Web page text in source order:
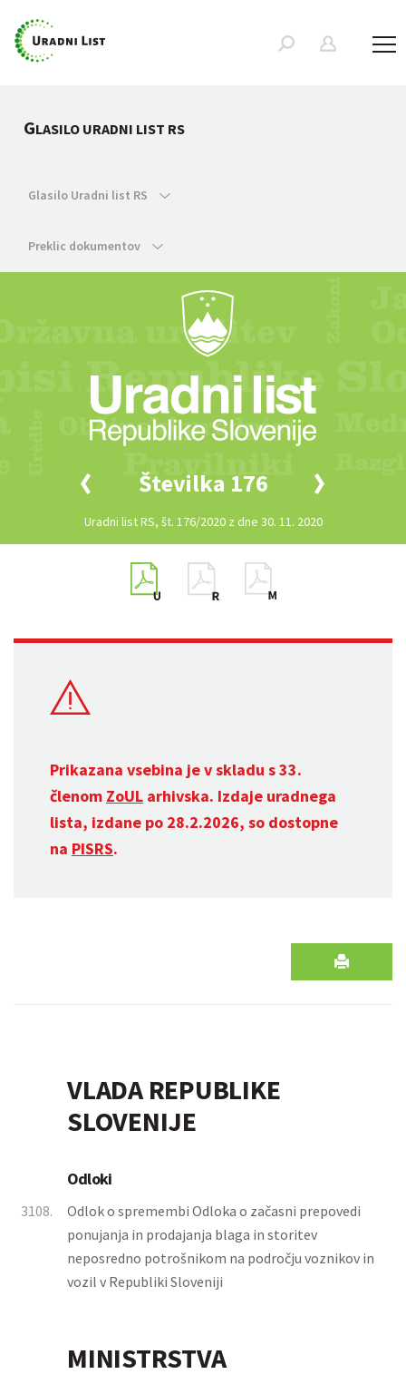
GLASILO URADNI LIST RS
Glasilo Uradni list RS
Preklic dokumentov
Številka 176
Uradni list RS, št. 176/2020 z dne 30. 11. 2020
Prikazana vsebina je v skladu s 33.
členom ZoUL arhivska. Izdaje uradnega
lista, izdane po 28.2.2026, so dostopne
na PISRS.
VLADA REPUBLIKE
SLOVENIJE
Odloki
3108.
Odlok o spremembi Odloka o začasni prepovedi
ponujanja in prodajanja blaga in storitev
neposredno potrošnikom na področju voznikov in
vozil v Republiki Sloveniji
MINISTRSTVA